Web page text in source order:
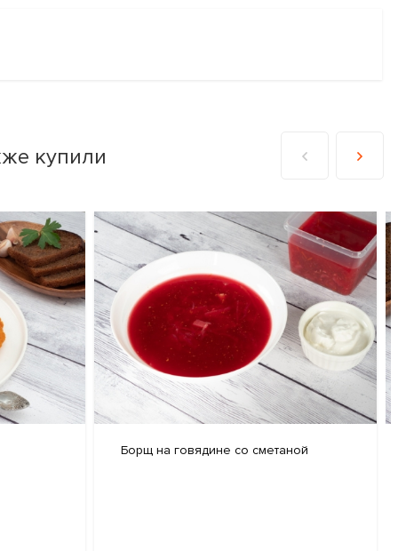
купили
Боpщ на говядине со сметаной